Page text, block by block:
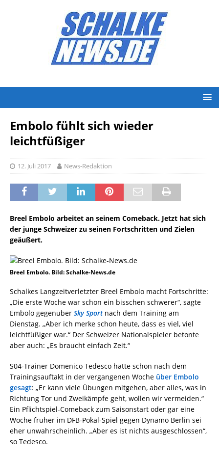
Embolo fühlt sich wieder
leichtfüßiger
12. Juli 2017 News-Redaktion
Breel Embolo arbeitet an seinem Comeback. Jetzt hat sich
der junge Schweizer zu seinen Fortschritten und Zielen
geäußert.
Breel Embolo. Bild: Schalke-News.de
Schalkes Langzeitverletzter Breel Embolo macht Fortschritte:
„Die erste Woche war schon ein bisschen schwerer“, sagte
Embolo gegenüber Sky Sportnach dem Training am
Dienstag. „Aber ich merke schon heute, dass es viel, viel
leichtfüßiger war.“ Der Schweizer Nationalspieler betonte
aber auch: „Es braucht einfach Zeit.“
S04-Trainer Domenico Tedesco hatte schon nach dem
Trainingsauftakt in der vergangenen Woche über Embolo
gesagt: „Er kann viele Übungen mitgehen, aber alles, was in
Richtung Tor und Zweikämpfe geht, wollen wir vermeiden.“
Ein Pflichtspiel-Comeback zum Saisonstart oder gar eine
Woche früher im DFB-Pokal-Spiel gegen Dynamo Berlin sei
eher unwahrscheinlich. „Aber es ist nichts ausgeschlossen“,
so Tedesco.